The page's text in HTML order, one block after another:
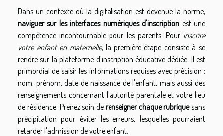
Dans un contexte où la digitalisation est devenue la norme,
naviguer sur les interfaces numériques d'inscription est une
compétence incontournable pour les parents. Pour inscrire
votre enfant en maternelle, la première étape consiste à se
rendre sur la plateforme d'inscription éducative dédiée. Il est
primordial de saisir les informations requises avec précision :
nom, prénom, date de naissance de l'enfant, mais aussi des
renseignements concernant l'autorité parentale et votre lieu
de résidence. Prenez soin de renseigner chaque rubriquesans
précipitation pour éviter les erreurs, lesquelles pourraient
retarder l'admission de votre enfant.